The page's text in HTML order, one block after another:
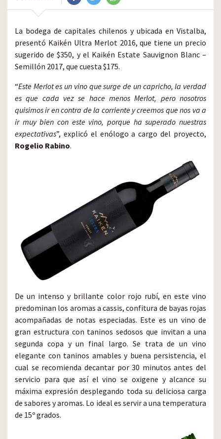
La bodega de capitales chilenos y ubicada en Vistalba,
presentó Kaikén Ultra Merlot 2016, que tiene un precio
sugerido de $350, y el Kaikén Estate Sauvignon Blanc –
Semillón 2017, que cuesta $175.
“Este Merlot es un vino que surge de un capricho, la verdad
es que cada vez se hace menos Merlot, pero nosotros
quisimos ir en contra de la corriente y creemos que nos va a
ir muy bien con este vino, porque ha superado nuestras
expectativas”, explicó el enólogo a cargo del proyecto,
Rogelio Rabino.
De un intenso y brillante color rojo rubí, en este vino
predominan los aromas a cassis, confitura de bayas rojas
acompañadas de notas especiadas. Este es un vino de
gran estructura con taninos sedosos que invitan a una
segunda copa y un final largo. Se trata de un vino
elegante con taninos amables y buena persistencia, el
cual se recomienda decantar por 30 minutos antes del
servicio para que así el vino se oxigene y alcance su
máxima expresión desplegando toda su deliciosa carga
de sabores y aromas. Lo ideal es servir a una temperatura
de 15º grados.